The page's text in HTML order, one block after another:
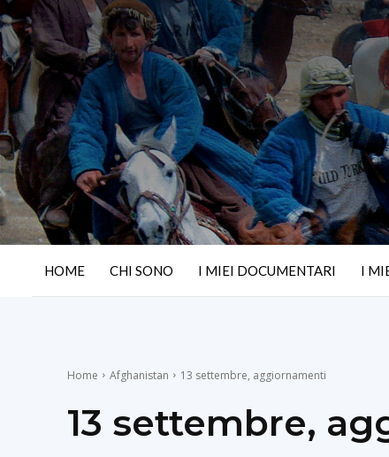
HOME CHI SONO I MIEI DOCUMENTARI I
Home Afghanistan 13 settembre, aggiornamenti
13 settembre,